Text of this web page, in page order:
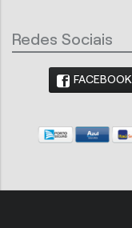
Redes Sociais
FACEBOOK